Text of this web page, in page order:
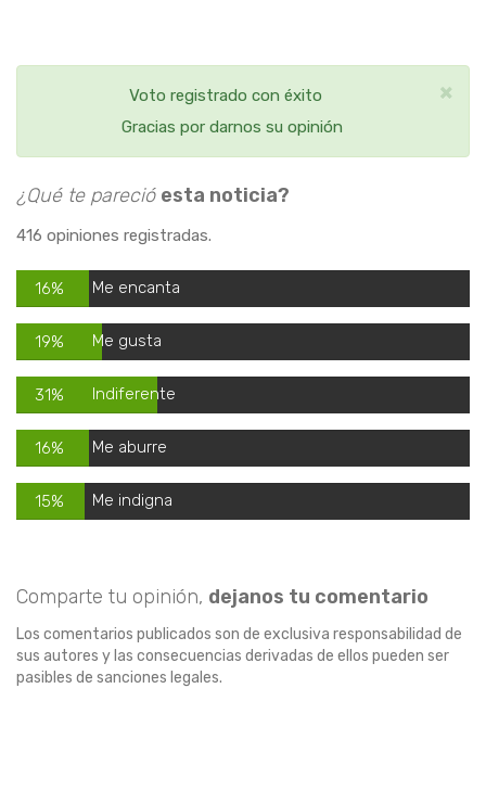
×
Voto registrado con éxito
Gracias por darnos su opinión
¿Qué te pareció esta noticia?
416 opiniones registradas.
16% Me encanta
19% Me gusta
31% Indiferente
16% Me aburre
15% Me indigna
Comparte tu opinión, dejanos tu comentario
Los comentarios publicados son de exclusiva responsabilidad de
sus autores y las consecuencias derivadas de ellos pueden ser
pasibles de sanciones legales.